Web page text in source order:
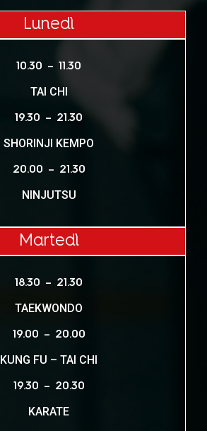
Lunedì
10.30 – 11.30
TAI CHI
19.30 – 21.30
SHORINJI KEMPO
20.00 – 21.30
NINJUTSU
Martedì
18.30 – 21.30
TAEKWONDO
19.00 – 20.00
KUNG FU – TAI CHI
1 9.30 – 20.30
KARATE